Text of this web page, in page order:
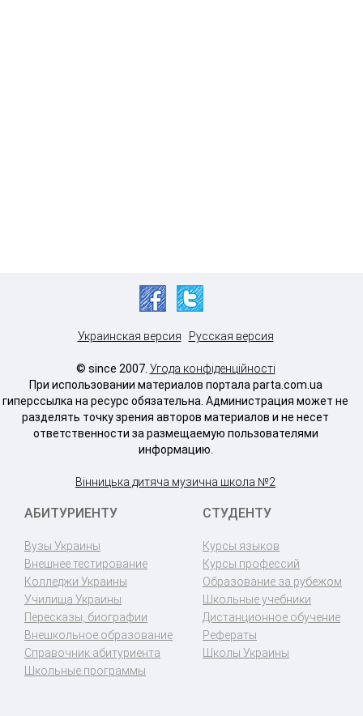
Украинская версия Русская версия
© since 2007. Угода конфіденційності
При использовании материалов портала parta.com.ua
гиперссылка на ресурс обязательна. Администрация может не
разделять точку зрения авторов материалов и не несет
ответственности за размещаемую пользователями
информацию.
Вінницька дитяча музична школа №2
АБИТУРИЕНТУ
Вузы Украины
Внешнее тестирование
Колледжи Украины
Училища Украины
Пересказы, биографии
Внешкольное образование
Справочник абитуриента
Школьные программы
СТУДЕНТУ
Курсы языков
Курсы профессий
Образование за рубежом
Школьные учебники
Дистанционное обучение
Рефераты
Школы Украины